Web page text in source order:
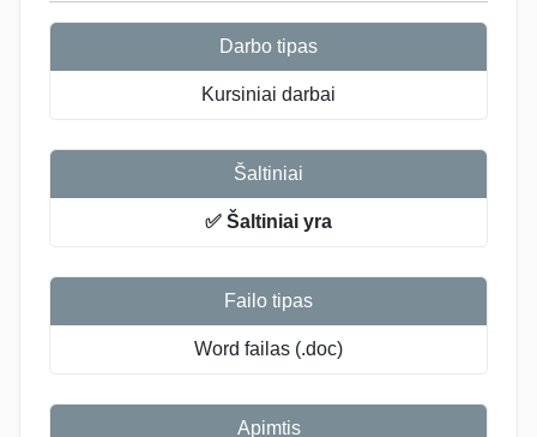
Darbo tipas
Kursiniai darbai
Šaltiniai
✅ Šaltiniai yra
Failo tipas
Word failas (.doc)
Apimtis